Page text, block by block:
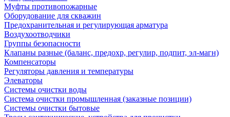
Муфты противопожарные
Оборудование для скважин
Предохранительная и регулирующая арматура
Воздухоотводчики
Группы безопасности
Клапаны разные (баланс, предохр, регулир, подпит, эл-магн)
Компенсаторы
Регуляторы давления и температуры
Элеваторы
Системы очистки воды
Система очистки промышленная (заказные позиции)
Системы очистки бытовые